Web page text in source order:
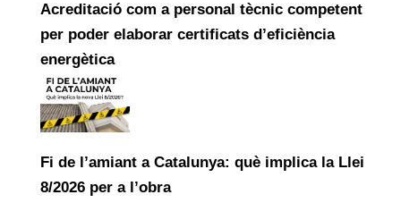
Acreditació com a personal tècnic competent
per poder elaborar certificats d’eficiència
energètica
Fi de l’amiant a Catalunya: què implica la Llei
8/2026 per a l’obra